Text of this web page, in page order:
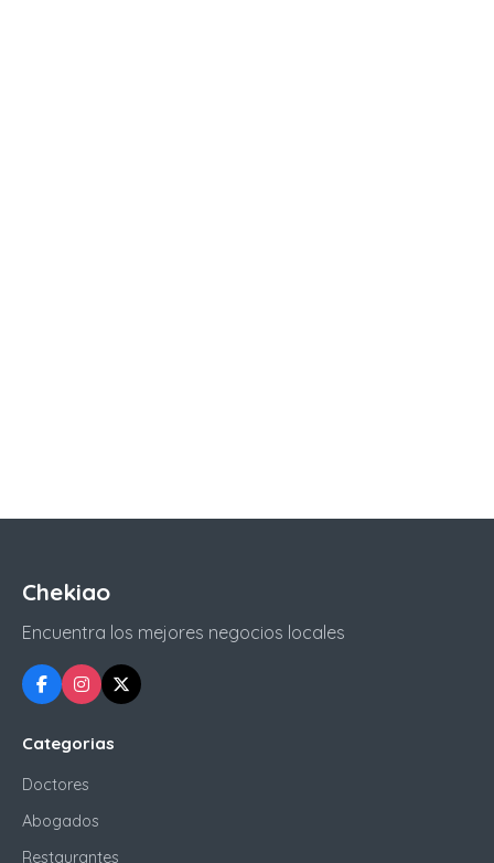
Chekiao
Encuentra los mejores negocios locales
Categorias
Doctores
Abogados
Restaurantes